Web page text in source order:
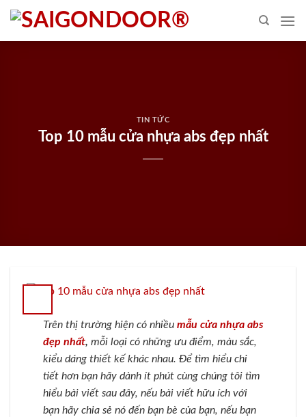
Skip
content
TIN TỨC
Top 10 mẫu cửa nhựa abs đẹp nhất
Trên thị trường hiện có nhiều mẫu cửa nhựa abs
đẹp nhất, mỗi loại có những ưu điểm, màu sắc,
kiểu dáng thiết kế khác nhau. Để tìm hiểu chi
tiết hơn bạn hãy dành ít phút cùng chúng tôi tìm
hiểu bài viết sau đây, nếu bài viết hữu ích với
bạn hãy chia sẻ nó đến bạn bè của bạn, nếu bạn